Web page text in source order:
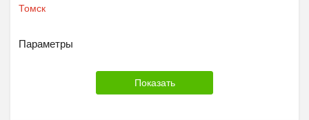
Томск
Параметры